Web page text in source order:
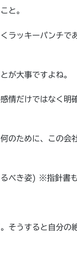
と。
ラッキーパンチで
が大事ですよね。
情だけではなく明
のために、この会
べき姿) ※指針書
そうすると自分の